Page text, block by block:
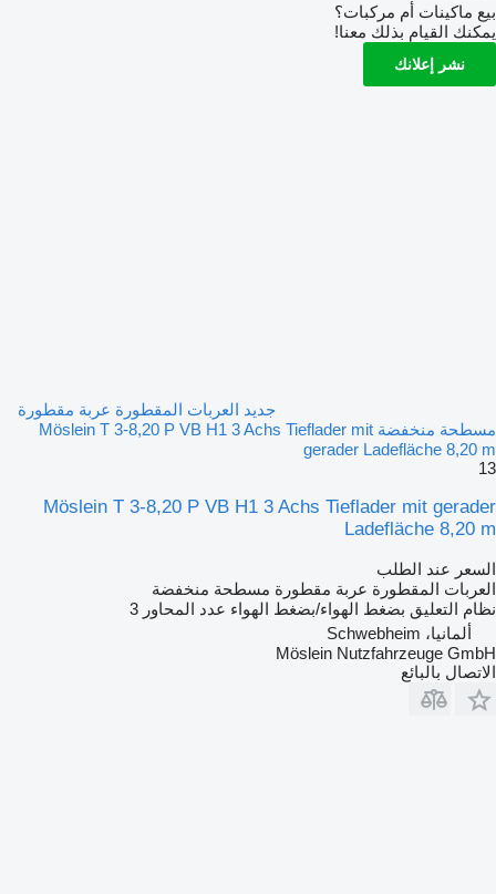
بيع ماكينات أم مركبات؟
يمكنك القيام بذلك معنا!
نشر إعلانك
جديد العربات المقطورة عربة مقطورة
مسطحة منخفضة Möslein T 3-8,20 P VB H1 3 Achs Tieflader mit
gerader Ladefläche 8,20 m
13
Möslein T 3-8,20 P VB H1 3 Achs Tieflader mit gerader
Ladefläche 8,20 m
السعر عند الطلب
العربات المقطورة عربة مقطورة مسطحة منخفضة
نظام التعليق بضغط الهواء/بضغط الهواء عدد المحاور 3
ألمانيا، Schwebheim
Möslein Nutzfahrzeuge GmbH
الاتصال بالبائع